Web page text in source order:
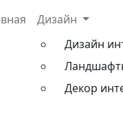
Дизайн
Дизайн
Декор